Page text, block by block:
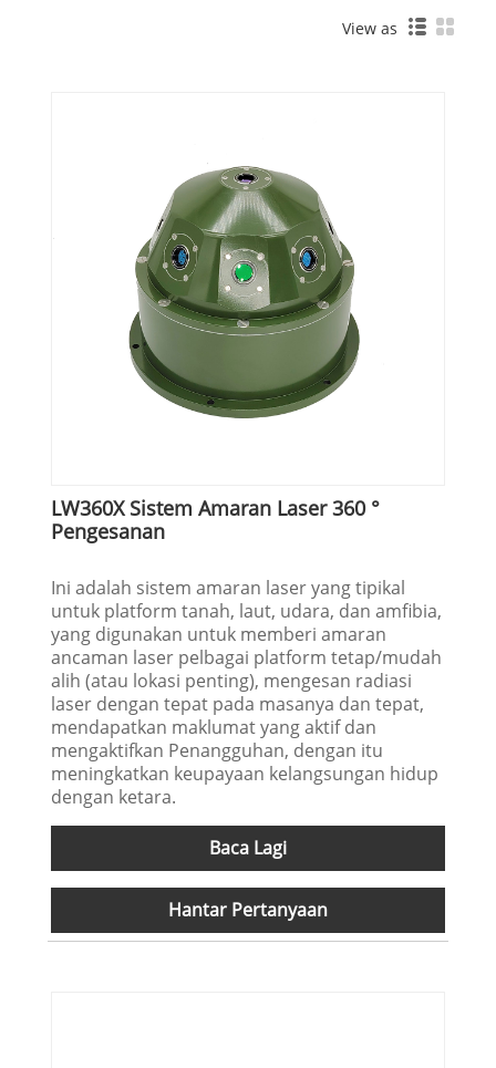
View as
LW360X Sistem Amaran Laser 360 °
Pengesanan
Ini adalah sistem amaran laser yang tipikal
untuk platform tanah, laut, udara, dan amfibia,
yang digunakan untuk memberi amaran
ancaman laser pelbagai platform tetap/mudah
alih (atau lokasi penting), mengesan radiasi
laser dengan tepat pada masanya dan tepat,
mendapatkan maklumat yang aktif dan
mengaktifkan Penangguhan, dengan itu
meningkatkan keupayaan kelangsungan hidup
dengan ketara.
Baca Lagi
Hantar Pertanyaan